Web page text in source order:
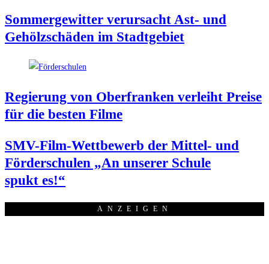
Som­mer­ge­wit­ter ver­ur­sacht Ast- und
Gehölz­schä­den im Stadtgebiet
Regie­rung von Ober­fran­ken ver­leiht Prei­se
für die bes­ten Filme
SMV-Film-Wett­be­werb der Mit­tel- und
För­der­schu­len „An unse­rer Schu­le
spukt es!“
ANZEI­GEN